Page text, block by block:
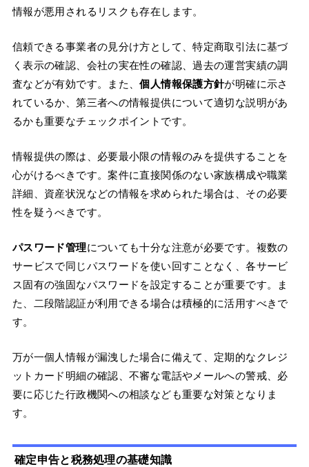
情報が悪用されるリスクも存在します。
信頼できる事業者の見分け方として、特定商取引法に基づ
く表示の確認、会社の実在性の確認、過去の運営実績の調
査などが有効です。また、個人情報保護方針が明確に示さ
れているか、第三者への情報提供について適切な説明があ
るかも重要なチェックポイントです。
情報提供の際は、必要最小限の情報のみを提供することを
心がけるべきです。案件に直接関係のない家族構成や職業
詳細、資産状況などの情報を求められた場合は、その必要
性を疑うべきです。
パスワード管理についても十分な注意が必要です。複数の
サービスで同じパスワードを使い回すことなく、各サービ
ス固有の強固なパスワードを設定することが重要です。ま
た、二段階認証が利用できる場合は積極的に活用すべきで
す。
万が一個人情報が漏洩した場合に備えて、定期的なクレジ
ットカード明細の確認、不審な電話やメールへの警戒、必
要に応じた行政機関への相談なども重要な対策となりま
す。
確定申告と税務処理の基礎知識